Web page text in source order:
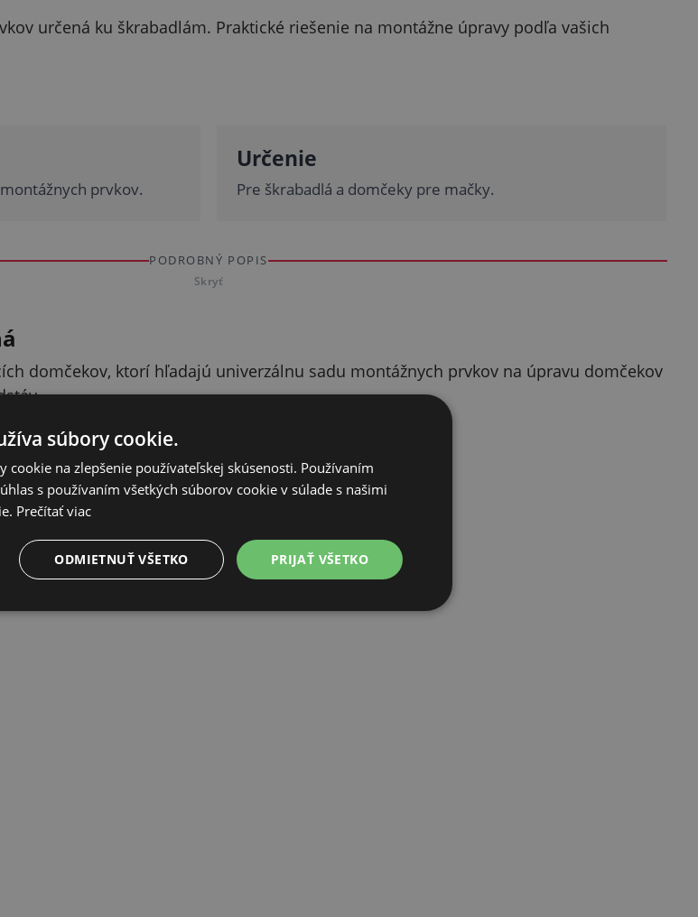
určená ku škrabadlám. Praktické riešenie na montážne úpravy podľa vašich
prvkov.
Určenie
Pre škrabadlá a domčeky pre mačky.
PODROBNÝ POPIS
Skryť
domčekov, ktorí hľadajú univerzálnu sadu montážnych prvkov na úpravu domčekov
súbory cookie.
cookie na zlepšenie používateľskej skúsenosti. Používaním
s používaním všetkých súborov cookie v súlade s našimi
Prečítať viac
PRIJAŤ VŠETKO
ODMIETNUŤ VŠETKO